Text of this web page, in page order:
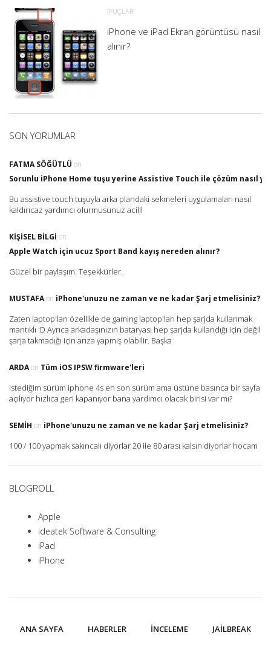
İPUÇLARI
iPhone ve iPad Ekran görüntüsü nasıl
alınır?
SON YORUMLAR
FATMA SÖĞÜTLÜ on
Sorunlu iPhone Home tuşu yerine Assistive Touch ile çözüm nasıl
Bu assistive touch tuşuyla arka plandaki sekmeleri uygulamaları nasıl
kaldırıcaz yardımcı olurmusunuz acilll
KIŞISEL BILGI on
Apple Watch için ucuz Sport Band kayış nereden alınır?
Güzel bir paylaşım. Teşekkürler.
MUSTAFAon iPhone'unuzu ne zaman ve ne kadar Şarj etmelisiniz?
Zaten laptop'ları özellikle de gaming laptop'ları hep şarjda kullanmak
mantıklı :D Ayrıca arkadaşınızın bataryası hep şarjda kullandığı için değil
şarja takmadığı için arıza yapmış olabilir. Başka
ARDAon Tüm iOS IPSW firmware'leri
istediğim sürüm iphone 4s en son sürüm ama üstüne basınca bir sayfa
açılıyor hızlıca geri kapanıyor bana yardımcı olacak birisi var mı?
SEMIH on iPhone'unuzu ne zaman ve ne kadar Şarj etmelisiniz?
100 / 100 yapmak sakıncalı diyorlar 20 ile 80 arası kalsın diyorlar hocam
BLOGROLL
Apple
ideatek Software & Consulting
iPad
iPhone
ANA SAYFA HABERLER İNCELEME JAILBREAK